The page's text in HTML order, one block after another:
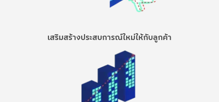
เสริมสร้างประสบการณ์ใหม่ให้กับลูกค้า